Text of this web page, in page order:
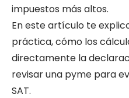
impuestos más altos.
En este artículo te
práctica, cómo los
directamente la
revisar una pyme para
SAT.